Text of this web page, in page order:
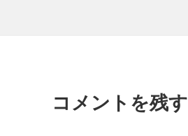
コメントを残す